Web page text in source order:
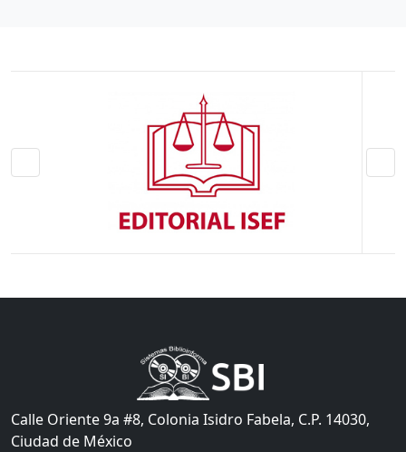
Calle Oriente 9a #8, Colonia Isidro Fabela, C.P. 14030,
Ciudad de México